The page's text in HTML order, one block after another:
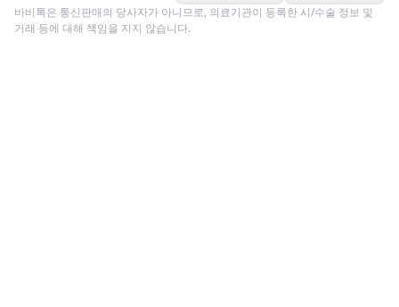
바비톡은 통신판매의 당사자가 아니므로, 의료기관이 등록한 시/수술 정보 및
거래 등에 대해 책임을 지지 않습니다.